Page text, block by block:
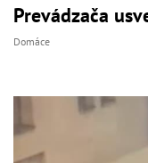
Prevádzača
Domáce